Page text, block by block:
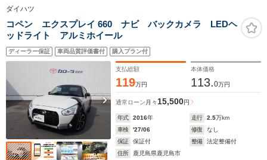
ダイハツ
コペン エクスプレイ 660 ナビ バックカメラ LEDヘ
ッドライト アルミホイール
ディーラー保証 車両品質評価書付 購入プラン付
支払総額
119万円
本体価格
113.0万円
通常ローン 月々15,500円
年式 2016年 走行 2.5万km
車検
'27/06 修復
なし
保証
保証付 整備
法定整備付
住所
鹿児島県鹿児島市